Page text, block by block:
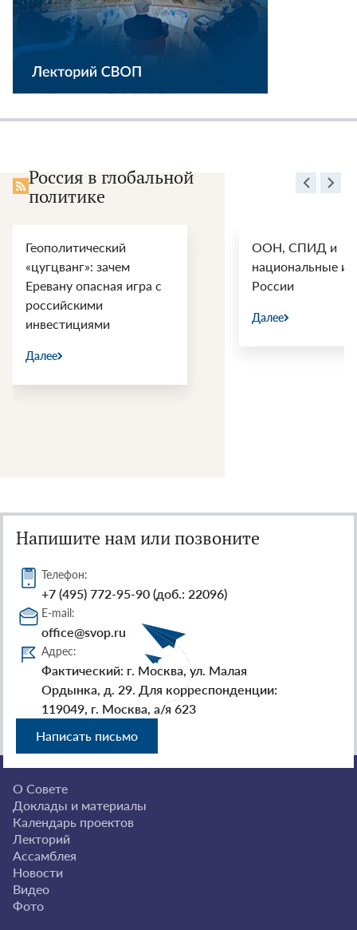
Россия в глобальной
политике
Геополитический
«цугцванг»: зачем
Еревану опасная игра с
российскими
инвестициями
Далее
ООН, СПИД и
национальные
России
Далее
Напишите нам или позвоните
Телефон:
+7 (495) 772-95-90 (доб.: 22096)
E-mail:
office@svop.ru
Адрес:
Фактический: г. Москва, ул. Малая
Ордынка, д. 29. Для корреспонденции:
119049, г. Москва, а/я 623
Написать письмо
О Совете
Доклады и материалы
Календарь проектов
Лекторий
Ассамблея
Новости
Видео
Фото